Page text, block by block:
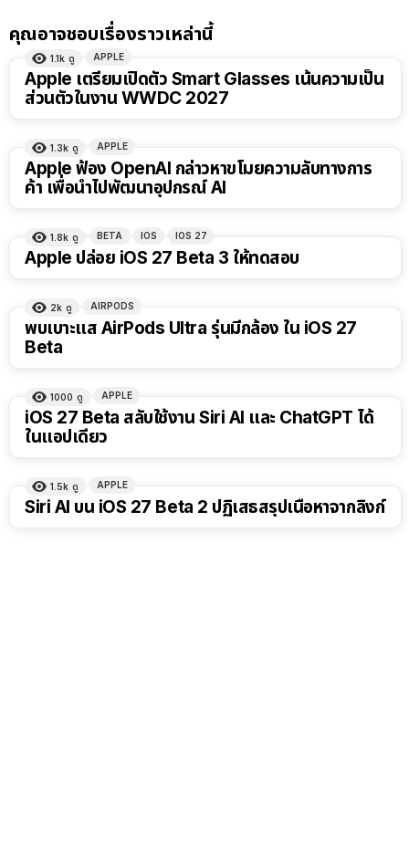
คุณอาจชอบเรื่องราวเหล่านี้
1.1k ดู APPLE
Apple เตรียมเปิดตัว Smart Glasses เน้นความเป็น
ส่วนตัวในงาน WWDC 2027
1.3k ดู APPLE
Apple ฟ้อง OpenAI กล่าวหาขโมยความลับทางการ
ค้า เพื่อนำไปพัฒนาอุปกรณ์ AI
1.8k ดู BETA IOS IOS 27
Apple ปล่อย iOS 27 Beta 3 ให้ทดสอบ
2k ดู AIRPODS
พบเบาะแส AirPods Ultra รุ่นมีกล้อง ใน iOS 27
Beta
1000 ดู APPLE
iOS 27 Beta สลับใช้งาน Siri AI และ ChatGPT ได้
ในแอปเดียว
1.5k ดู APPLE
Siri AI บน iOS 27 Beta 2 ปฏิเสธสรุปเนื้อหาจากลิงก์